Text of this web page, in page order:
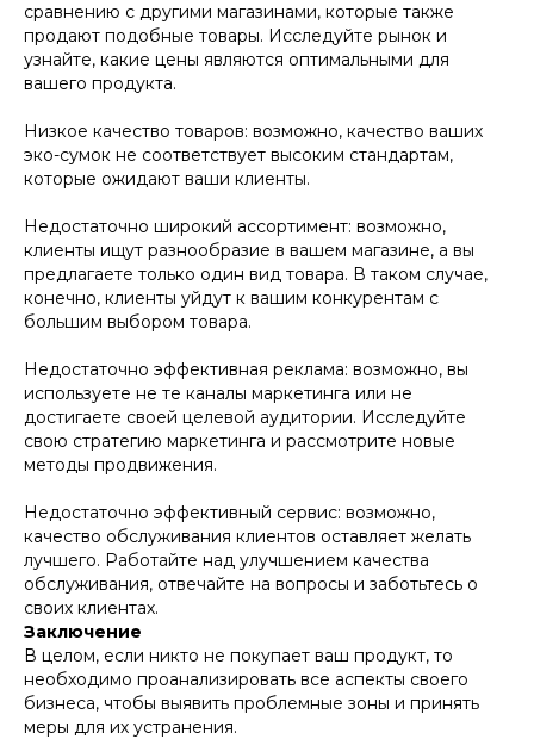
сравнению с другими магазинами, которые также
продают подобные товары. Исследуйте рынок и
узнайте, какие цены являются оптимальными для
вашего продукта.
Низкое качество товаров: возможно, качество ваших
эко-сумок не соответствует высоким стандартам,
которые ожидают ваши клиенты.
Недостаточно широкий ассортимент: возможно,
клиенты ищут разнообразие в вашем магазине, а вы
предлагаете только один вид товара. В таком случае,
конечно, клиенты уйдут к вашим конкурентам с
большим выбором товара.
Недостаточно эффективная реклама: возможно, вы
используете не те каналы маркетинга или не
достигаете своей целевой аудитории. Исследуйте
свою стратегию маркетинга и рассмотрите новые
методы продвижения.
Недостаточно эффективный сервис: возможно,
качество обслуживания клиентов оставляет желать
лучшего. Работайте над улучшением качества
обслуживания, отвечайте на вопросы и заботьтесь о
своих клиентах.
Заключение
В целом, если никто не покупает ваш продукт, то
необходимо проанализировать все аспекты своего
бизнеса, чтобы выявить проблемные зоны и принять
меры для их устранения.